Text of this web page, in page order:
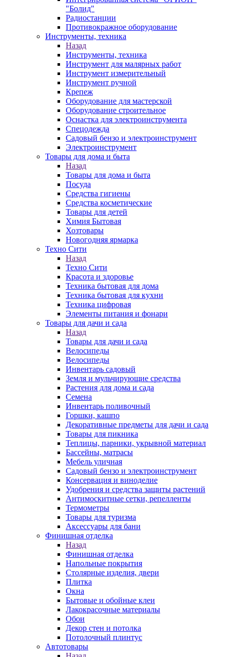
"Болид"
Радиостанции
Противокражное оборудование
Инструменты, техника
Назад
Инструменты, техника
Инструмент для малярных работ
Инструмент измерительный
Инструмент ручной
Крепеж
Оборудование для мастерской
Оборудование строительное
Оснастка для электроинструмента
Спецодежда
Садовый бензо и электроинструмент
Электроинструмент
Товары для дома и быта
Назад
Товары для дома и быта
Посуда
Средства гигиены
Средства косметические
Товары для детей
Химия Бытовая
Хозтовары
Новогодняя ярмарка
Техно Сити
Назад
Техно Сити
Красота и здоровье
Техника бытовая для дома
Техника бытовая для кухни
Техника цифровая
Элементы питания и фонари
Товары для дачи и сада
Назад
Товары для дачи и сада
Велосипеды
Велосипеды
Инвентарь садовый
Земля и мульчирующие средства
Растения для дома и сада
Семена
Инвентарь поливочный
Горшки, кашпо
Декоративные предметы для дачи и сада
Товары для пикника
Теплицы, парники, укрывной материал
Бассейны, матрасы
Мебель уличная
Садовый бензо и электроинструмент
Консервация и виноделие
Удобрения и средства защиты растений
Антимоскитные сетки, репелленты
Термометры
Товары для туризма
Аксессуары для бани
Финишная отделка
Назад
Финишная отделка
Напольные покрытия
Столярные изделия, двери
Плитка
Окна
Бытовые и обойные клеи
Лакокрасочные материалы
Обои
Декор стен и потолка
Потолочный плинтус
Автотовары